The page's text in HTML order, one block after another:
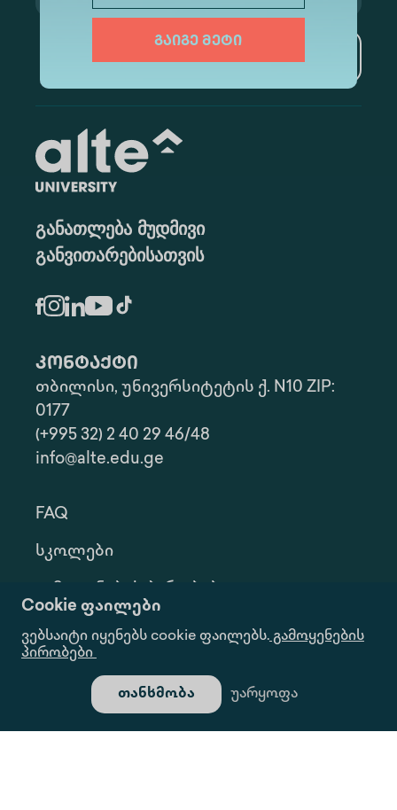
Cookie ფაილები
ვებსაიტი იყენებს cookie ფაილებს.გამოყენების
პირობები
უარყოფა
თანხმობა
გაიგე მეტი
განათლება მუდმივი
განვითარებისათვის
კონტაქტი
თბილისი, უნივერსიტეტის ქ. N10 ZIP:
0177
(+995 32) 2 40 29 46/48
info@alte.edu.ge
FAQ
Სკოლები
Კონფ. Პოლიტიკა
Ინფორმაციის Მოთხოვნა
Გალერეა